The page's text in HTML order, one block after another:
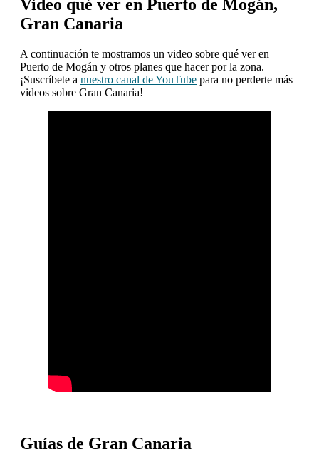
Video qué ver en Puerto de Mogán,
Gran Canaria
A continuación te mostramos un video sobre qué ver en
Puerto de Mogán y otros planes que hacer por la zona.
¡Suscríbete a nuestro canal de YouTube para no perderte más
videos sobre Gran Canaria!
Guías de Gran Canaria